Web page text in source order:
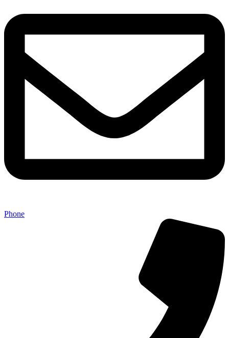
Phone